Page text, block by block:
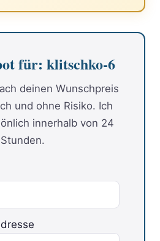
für: klitschko-6
deinen Wunschpreis
und ohne Risiko. Ich
innerhalb von 24
Stunden.